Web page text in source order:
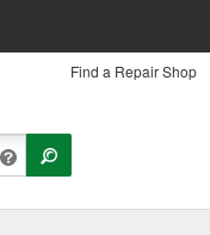
Find a Repair Shop